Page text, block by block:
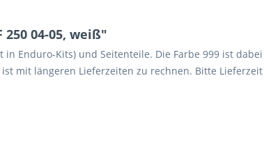
04-05, weiß"
Enduro-Kits) und Seitenteile. Die Farbe 999 ist
mit längeren Lieferzeiten zu rechnen. Bitte